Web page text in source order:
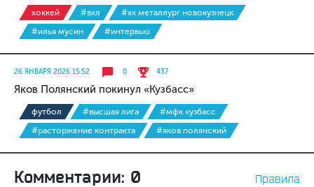
хоккей #вхл
#хк металлург новокузнецк
#илья мусин
#интервью
26 ЯНВАРЯ 2026 15:52 0 437
Яков Полянский покинул «Кузбасс»
футбол #высшая лига
#мфк кузбасс
#расторжение контракта
#яков полянский
Комментарии: 0 Правила